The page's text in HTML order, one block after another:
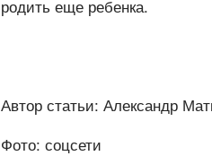
родить еще ребенка.
Автор статьи: Александр
Фото: соцсети